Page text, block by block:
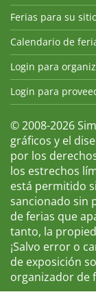
Ferias para su
Calendario de
Login para
Login para
© 2008-2026
gráficos y el
por los
los estrechos
está permitido
sancionado sin
de ferias que
tanto, la
¡Salvo error o
de exposición
organizador de